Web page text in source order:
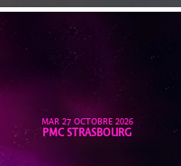
MAR 27 OCTOBRE 2026
PMC STRASBOURG